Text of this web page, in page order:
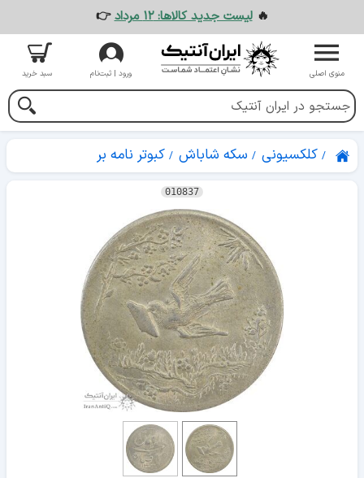
🔥لیست جدید کالاها: ۱۲ مرداد 👉
منوی اصلی ورود | ثبت‌نام سبد خرید
کلکسیونی سکه شاباش کبوتر نامه بر
010837